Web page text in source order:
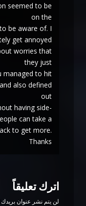
seemed to be
on the
be aware of. I
get annoyed
worries that
they just
managed to hit
also defined
out
having side-
can take a
to get more.
Thanks
اترك تعليقاً
لن يتم نشر عنوان بريدك